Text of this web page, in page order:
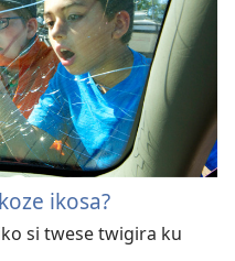
ikosa?
si twese twigira ku